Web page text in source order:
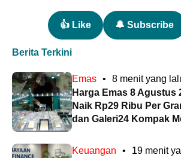
👍 Like 🔔 Subscribe
Berita Terkini
Emas •
8 menit yang
Harga Emas 8 Agustus
Naik Rp29 Ribu Per
dan Galeri24 Kompak
Keuangan •
19 menit